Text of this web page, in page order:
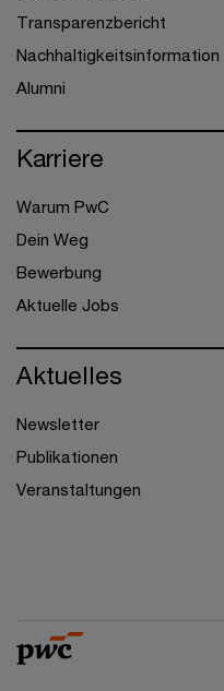
Transparenzbericht
Nachhaltigkeitsinformation
Alumni
Karriere
Warum PwC
Dein Weg
Bewerbung
Aktuelle Jobs
Aktuelles
Newsletter
Publikationen
Veranstaltungen